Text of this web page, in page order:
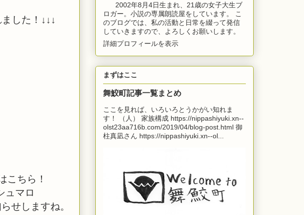
した！↓↓↓
こちら！
ュマロ
せしますね。
2002年8月4日生まれ、21歳の女子大生ブ
ロガー。小説の専属朗読屋をしています。 こ
のブログでは、私の活動と日常を綴って発信
していきますので、よろしくお願いします。
詳細プロフィールを表示
まずはここ
舞鮫町記事一覧まとめ
ここを見れば、いろいろとうかがい知れま
す！ （人） 家族構成 https://nippashiyuki.xn--
olst23aa716b.com/2019/04/blog-post.html 御
柱真凪さん https://nippashiyuki.xn--ol...